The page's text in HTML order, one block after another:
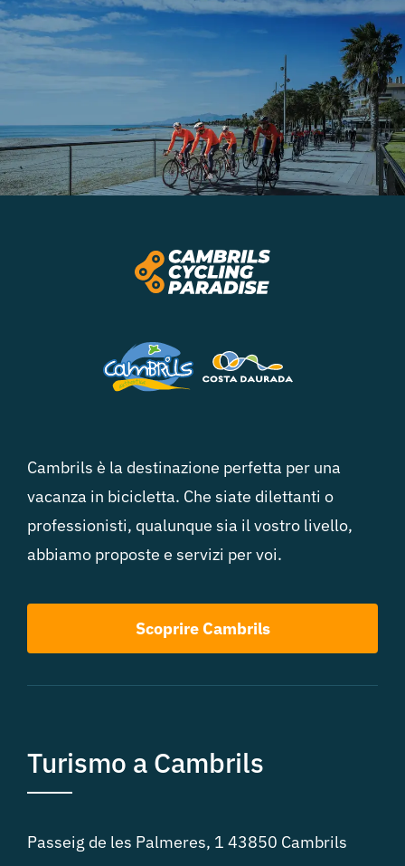
Cambrils è la destinazione perfetta per una
vacanza in bicicletta. Che siate dilettanti o
professionisti, qualunque sia il vostro livello,
abbiamo proposte e servizi per voi.
Scoprire Cambrils
Turismo a Cambrils
Passeig de les Palmeres, 1 43850 Cambrils